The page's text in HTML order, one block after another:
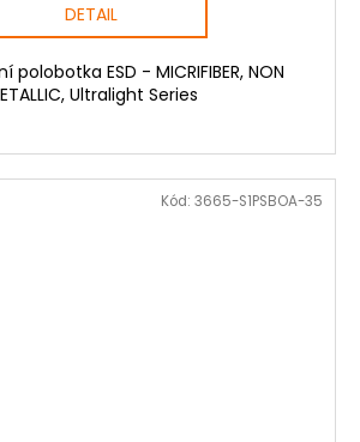
DETAIL
ESD - MICRIFIBER, NON
Ultralight Series
Kód: 3665-S1PSBOA-35